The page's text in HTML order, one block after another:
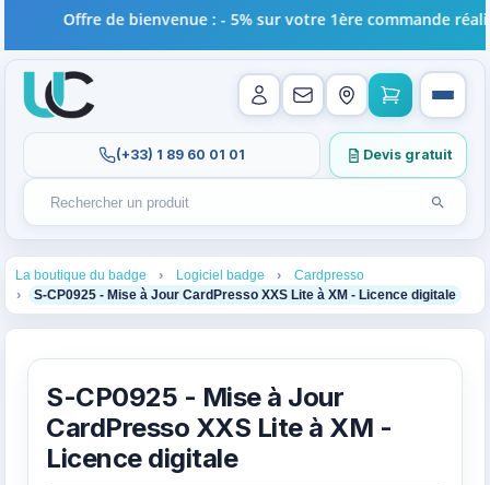
Rechercher un produit
Recherches récentes au focus. Tapez au moins 2
Lancer
(+33) 1 89 60 01 01 Devis gratuit
Offre de bienvenue : - 5% sur votre 1ère commande
La boutique du badge Logiciel badge Cardpresso
S-CP0925 - Mise à Jour CardPresso XXS Lite à XM - Licence digitale 4
S-CP0925 - Mise à Jour
CardPresso XXS Lite à XM -
Licence digitale